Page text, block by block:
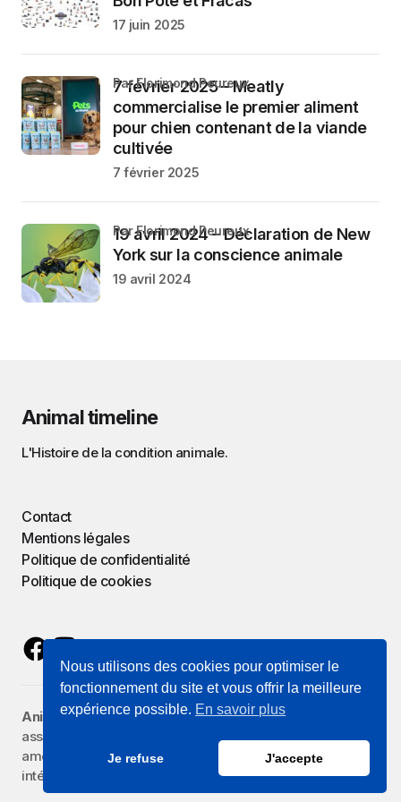
17 juin 2025
7 février 2025 – Meatly
commercialise le premier aliment
pour chien contenant de la viande
cultivée
par Florimond Peureux
7 février 2025
19 avril 2024 – Déclaration de New
York sur la conscience animale
par Florimond Peureux
19 avril 2024
Animal timeline
L'Histoire de la condition animale.
Contact
Mentions légales
Politique de confidentialité
Politique de cookies
Animal Timelineest porté parZoographie, une
association reconnue d'intérêt général qui œuvre à
améliorer la représentation des animaux et de leurs
intérêts.
Nous utilisons des cookies pour optimiser le
fonctionnement du site et vous offrir la meilleure
expérience possible. En savoir plus
Je refuse J'accepte